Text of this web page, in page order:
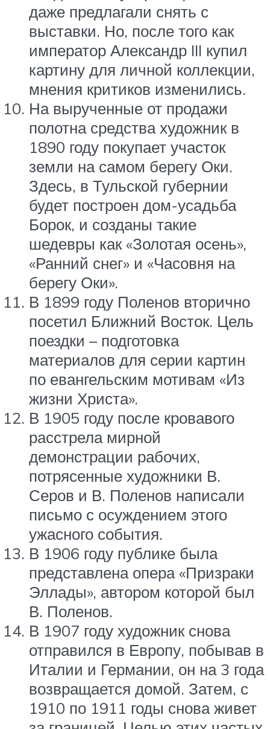
даже предлагали снять с
выставки. Но, после того как
император Александр III купил
картину для личной коллекции,
мнения критиков изменились.
На вырученные от продажи
полотна средства художник в
1890 году покупает участок
земли на самом берегу Оки.
Здесь, в Тульской губернии
будет построен дом-усадьба
Борок, и созданы такие
шедевры как «Золотая осень»,
«Ранний снег» и «Часовня на
берегу Оки».
В 1899 году Поленов вторично
посетил Ближний Восток. Цель
поездки – подготовка
материалов для серии картин
по евангельским мотивам «Из
жизни Христа».
В 1905 году после кровавого
расстрела мирной
демонстрации рабочих,
потрясенные художники В.
Серов и В. Поленов написали
письмо с осуждением этого
ужасного события.
В 1906 году публике была
представлена опера «Призраки
Эллады», автором которой был
В. Поленов.
В 1907 году художник снова
отправился в Европу, побывав в
Италии и Германии, он на 3 года
возвращается домой. Затем, с
1910 по 1911 годы снова живет